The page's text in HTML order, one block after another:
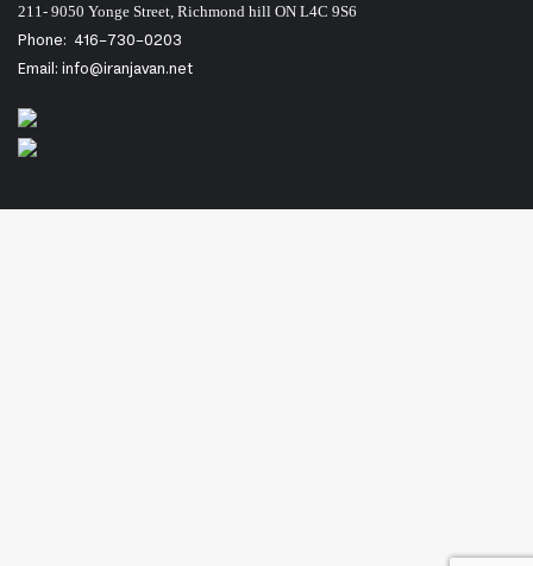
211- 9050 Yonge Street, Richmond hill ON L4C 9S6
Phone: 416-730-0203
Email: info@iranjavan.net